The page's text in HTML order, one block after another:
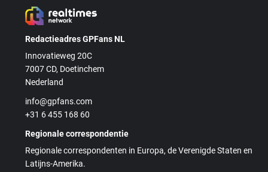
Redactieadres GPFans NL
Innovatieweg 20C
7007 CD, Doetinchem
Nederland
info@gpfans.com
+31 6 455 168 60
Regionale correspondentie
Regionale correspondenten in Europa, de Verenigde Staten en
Latijns-Amerika.